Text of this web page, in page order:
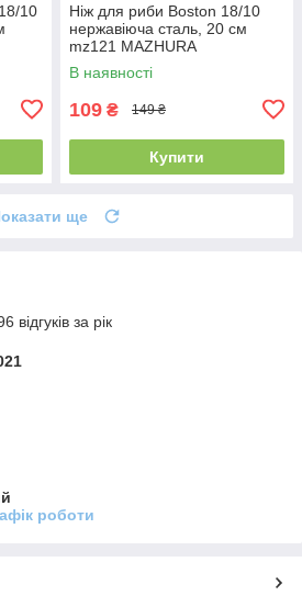
10
Ніж для риби Boston 18/10
нержавіюча сталь, 20 см
mz121 MAZHURA
В наявності
109 ₴ 149 ₴
Купити
ще
відгуків за рік
роботи